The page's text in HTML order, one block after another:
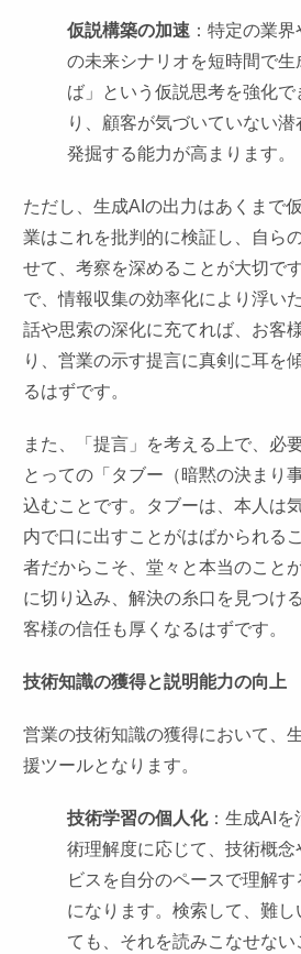
仮説構築の加速 ：特定の業
の未来シナリオを短時間で生
ば」という仮説思考を強化で
り、顧客が気づいていない
発掘する能力が高まります。
ただし、生成AIの出力はあくまで
業はこれを批判的に検証し、自ら
せて、考察を深めることが大切で
で、情報収集の効率化により浮い
話や思索の深化に充てれば、お客
り、営業の示す提言に真剣に耳を
るはずです。
また、「提言」を考える上で、必
とっての「タブー（暗黙の決まり
込むことです。タブーは、本人は
内で口に出すことがはばかられる
者だからこそ、堂々と本当のこと
に切り込み、解決の糸口を見つけ
客様の信任も厚くなるはずです。
技術知識の獲得と説明能力の向上
営業の技術知識の獲得において、
援ツールとなります。
技術学習の個人化：生成AIを
術理解度に応じて、技術概
ビスを自分のペースで理解
になります。検索して、難
ても、それを読みこなせな